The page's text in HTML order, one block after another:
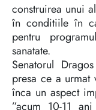
construirea unui
în conditiile în
pentru
sanatate.
Senatorul
presa ce a
înca un aspect
”acum 10-11